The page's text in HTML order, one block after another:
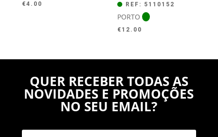
€4.00 REF: 5110152
PORTO
€ 12.00
QUER RECEBER TODAS AS
NOVIDADES E PROMOÇÕES
NO SEU EMAIL?